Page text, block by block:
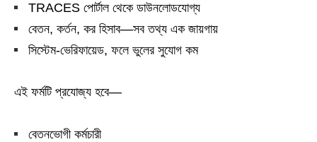
TRACES পোর্টাল থেকে ডাউনলোডযোগ্য
বেতন, কর্তন, কর হিসাব—সব তথ্য এক জায়গায়
সিস্টেম‑ভেরিফায়েড, ফলে ভুলের সুযোগ কম
এই ফর্মটি প্রযোজ্য হবে—
বেতনভোগী কর্মচারী